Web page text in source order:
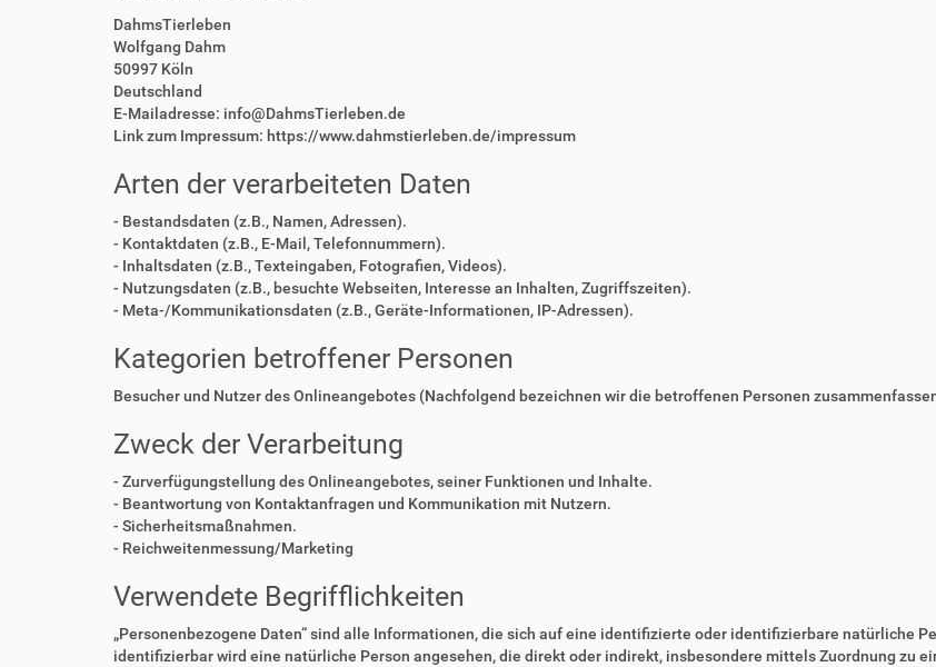
DahmsTierleben
Wolfgang Dahm
50997 Köln
Deutschland
E-Mailadresse: info@DahmsTierleben.de
Link zum Impressum: https://www.dahmstierleben.de/impressum
Arten der verarbeiteten Daten
- Bestandsdaten (z.B., Namen, Adressen).
- Kontaktdaten (z.B., E-Mail, Telefonnummern).
- Inhaltsdaten (z.B., Texteingaben, Fotografien, Videos).
- Nutzungsdaten (z.B., besuchte Webseiten, Interesse an Inhalten, Zugriffszeiten).
- Meta-/Kommunikationsdaten (z.B., Geräte-Informationen, IP-Adressen).
Kategorien betroffener Personen
Besucher und Nutzer des Onlineangebotes (Nachfolgend bezeichnen wir die betroffenen Personen
Zweck der Verarbeitung
- Zurverfügungstellung des Onlineangebotes, seiner Funktionen und Inhalte.
- Beantwortung von Kontaktanfragen und Kommunikation mit Nutzern.
- Sicherheitsmaßnahmen.
- Reichweitenmessung/Marketing
Verwendete Begrifflichkeiten
„Personenbezogene Daten“ sind alle Informationen, die sich auf eine identifizierte oder identifizierbare natürliche
identifizierbar wird eine natürliche Person angesehen, die direkt oder indirekt, insbesondere mittels Zuordnung zu